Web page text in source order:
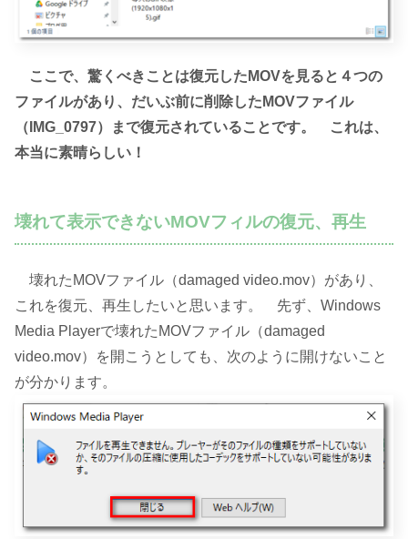
ここで、驚くべきことは復元したMOVを見ると４つの
ファイルがあり、だいぶ前に削除したMOVファイル
（IMG_0797）まで復元されていることです。
これは、
本当に素晴らしい！
壊れて表示できないMOVフィルの復元、再生
壊れたMOVファイル（damaged video.mov）があり、
これを復元、再生したいと思います。 先ず、Windows
Media Playerで壊れたMOVファイル（damaged
video.mov）を開こうとしても、次のように開けないこと
が分かります。